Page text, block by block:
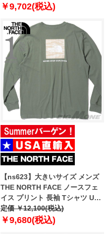
nf0a87qn-jk3
￥9,702(税込)
【ns623】大きいサイズ メンズ
THE NORTH FACE ノースフェ
イス プリント 長袖 Tシャツ USA
直輸入 nf0a8evr-czo
定価 ￥12,100(税込)
￥9,680(税込)